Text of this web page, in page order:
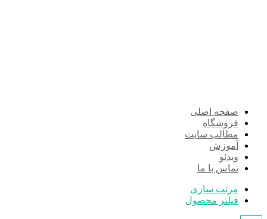
صفحه اصلی
فروشگاه
مطالب سایت
آموزش
ویدئو
تماس با ما
مرتب سازی
فیلتر محصول